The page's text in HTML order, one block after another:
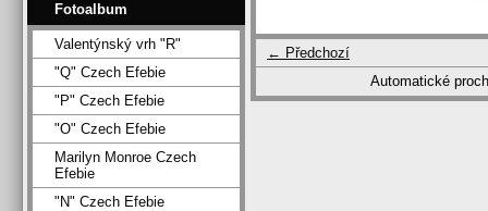
← Předchozí
Automatické
Fotoalbum
Valentýnský vrh "R"
"Q" Czech Efebie
"P" Czech Efebie
"O" Czech Efebie
Marilyn Monroe Czech
Efebie
"N" Czech Efebie